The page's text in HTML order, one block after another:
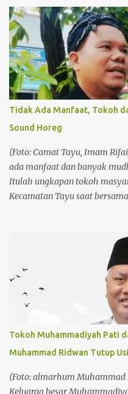
tersebut diterima dengan
Polresta Pati, Sri Hartanto, di
Dalam pernyataan sikapnya,
menolak rencana kegiatan
dan sosiologis. Sikap itu
mengenai rencana
berkapasitas besar serta
dan kenyamanan
Chandra: Media Mitra
:Festival Kebudayaan
Harus Selaras dengan
Tidak Ada Manfaat, Tokoh
Sound Horeg
(Foto: Camat Tayu, Imam
ada manfaat dan banyak
Itulah ungkapan tokoh
Kecamatan Tayu saat
paparannya Camat Tayu,
ini terjalin dalam pertemuan
”Poinnya, gabungan aliansi
Komunikasi Pondok
Kepala Desa, juga
sound horeg di Kecamatan
(4/8/26). Setelah
surat kepada Plt Bupati Pati,
melarang penggunaan sound
battle sound horeg.
terhadap penyelenggaraan
Tokoh Muhammadiyah Pati
Muhammad Ridwan Tutup
(Foto: almarhum
Keluarga besar